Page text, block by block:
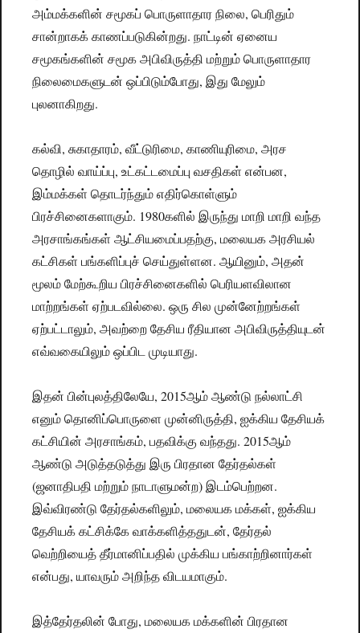
அம்மக்களின் சமூகப் பொருளாதார நிலை, பெரிதும்
சான்றாகக் காணப்படுகின்றது. நாட்டின் ஏனைய
சமூகங்களின் சமூக அபிவிருத்தி மற்றும் பொருளாதார
நிலைமைகளுடன் ஒப்பிடும்போது, இது மேலும்
புலனாகிறது.
கல்வி, சுகாதாரம், வீட்டுரிமை, காணியுரிமை, அரச
தொழில் வாய்ப்பு, உட்கட்டமைப்பு வசதிகள் என்பன,
இம்மக்கள் தொடர்ந்தும் எதிர்கொள்ளும்
பிரச்சினைகளாகும். 1980களில் இருந்து மாறி மாறி வந்த
அரசாங்கங்கள் ஆட்சியமைப்பதற்கு, மலையக அரசியல்
கட்சிகள் பங்களிப்புச் செய்துள்ளன. ஆயினும், அதன்
மூலம் மேற்கூறிய பிரச்சினைகளில் பெரியளவிலான
மாற்றங்கள் ஏற்படவில்லை. ஒரு சில முன்னேற்றங்கள்
ஏற்பட்டாலும், அவற்றை தேசிய ரீதியான அபிவிருத்தியுடன்
எவ்வகையிலும் ஒப்பிட முடியாது.
இதன் பின்புலத்திலேயே, 2015ஆம் ஆண்டு நல்லாட்சி
எனும் தொனிப்பொருளை முன்னிருத்தி, ஐக்கிய தேசியக்
கட்சியின் அரசாங்கம், பதவிக்கு வந்தது. 2015ஆம்
ஆண்டு அடுத்தடுத்து இரு பிரதான தேர்தல்கள்
(ஜனாதிபதி மற்றும் நாடாளுமன்ற) இடம்பெற்றன.
இவ்விரண்டு தேர்தல்களிலும், மலையக மக்கள், ஐக்கிய
தேசியக் கட்சிக்கே வாக்களித்ததுடன், தேர்தல்
வெற்றியைத் தீர்மானிப்பதில் முக்கிய பங்காற்றினார்கள்
என்பது, யாவரும் அறிந்த விடயமாகும்.
இத்தேர்தலின் போது, மலையக மக்களின் பிரதான